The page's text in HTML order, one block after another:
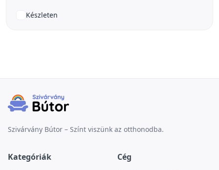
Készleten
Szivárvány Bútor – Színt viszünk az otthonodba.
Kategóriák Cég